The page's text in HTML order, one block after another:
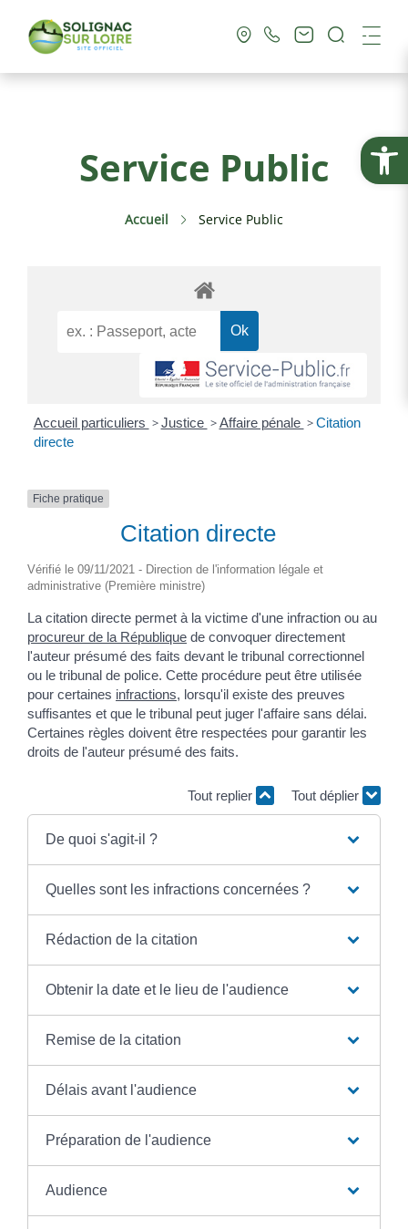
Ouvrir
Vie Pratique
Culture & Loisirs
Service Public
Service Public
Accueil Service Public
Accueil particuliers > Justice > Affaire pénale > Citation
directe
Fiche pratique
Citation directe
Vérifié le 09/11/2021 - Direction de l'information légale et
administrative (Première ministre)
La citation directe permet à la victime d'une infraction ou au
procureur de la République de convoquer directement
l'auteur présumé des faits devant le tribunal correctionnel
ou le tribunal de police. Cette procédure peut être utilisée
pour certaines infractions, lorsqu'il existe des preuves
suffisantes et que le tribunal peut juger l'affaire sans délai.
Certaines règles doivent être respectées pour garantir les
droits de l'auteur présumé des faits.
Tout replier Tout déplier
De quoi s'agit-il ?
Quelles sont les infractions concernées ?
Rédaction de la citation
Obtenir la date et le lieu de l'audience
Remise de la citation
Délais avant l'audience
Préparation de l'audience
Audience